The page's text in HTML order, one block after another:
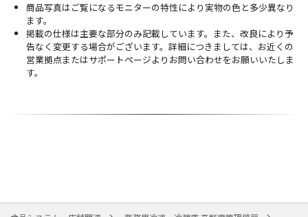
商品写真はご覧になるモニターの特性により実物の色と多少異なり
ます。
掲載の仕様は主要な部分のみ記載しています。また、改良により予
告なく変更する場合がございます。詳細につきましては、お近くの
営業拠点またはサポートページよりお問い合わせをお願いいたしま
す。